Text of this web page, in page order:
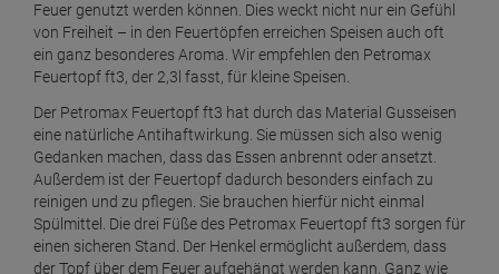
Feuer genutzt werden können. Dies weckt nicht nur ein Gefühl
von Freiheit – in den Feuertöpfen erreichen Speisen auch oft
ein ganz besonderes Aroma. Wir empfehlen den Petromax
Feuertopf ft3, der 2,3l fasst, für kleine Speisen.
Der Petromax Feuertopf ft3 hat durch das Material Gusseisen
eine natürliche Antihaftwirkung. Sie müssen sich also wenig
Gedanken machen, dass das Essen anbrennt oder ansetzt.
Außerdem ist der Feuertopf dadurch besonders einfach zu
reinigen und zu pflegen. Sie brauchen hierfür nicht einmal
Spülmittel. Die drei Füße des Petromax Feuertopf ft3 sorgen für
einen sicheren Stand. Der Henkel ermöglicht außerdem, dass
der Topf über dem Feuer aufgehängt werden kann. Ganz wie